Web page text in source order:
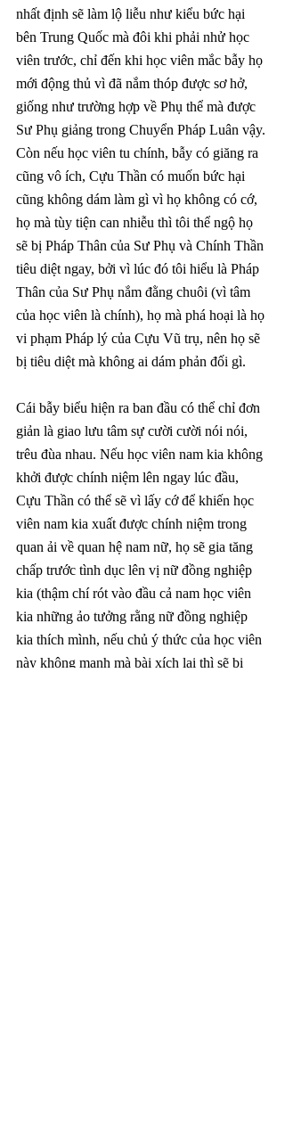
nhất định sẽ làm lộ liễu như kiểu bức hại
bên Trung Quốc mà đôi khi phải nhử học
viên trước, chỉ đến khi học viên mắc bẫy họ
mới động thủ vì đã nắm thóp được sơ hở,
giống như trường hợp về Phụ thể mà được
Sư Phụ giảng trong Chuyển Pháp Luân vậy.
Còn nếu học viên tu chính, bẫy có giăng ra
cũng vô ích, Cựu Thần có muốn bức hại
cũng không dám làm gì vì họ không có cớ,
họ mà tùy tiện can nhiễu thì tôi thể ngộ họ
sẽ bị Pháp Thân của Sư Phụ và Chính Thần
tiêu diệt ngay, bởi vì lúc đó tôi hiểu là Pháp
Thân của Sư Phụ nắm đằng chuôi (vì tâm
của học viên là chính), họ mà phá hoại là họ
vi phạm Pháp lý của Cựu Vũ trụ, nên họ sẽ
bị tiêu diệt mà không ai dám phản đối gì.
Cái bẫy biểu hiện ra ban đầu có thể chỉ đơn
giản là giao lưu tâm sự cười cười nói nói,
trêu đùa nhau. Nếu học viên nam kia không
khởi được chính niệm lên ngay lúc đầu,
Cựu Thần có thể sẽ vì lấy cớ để khiến học
viên nam kia xuất được chính niệm trong
quan ải về quan hệ nam nữ, họ sẽ gia tăng
chấp trước tình dục lên vị nữ đồng nghiệp
kia (thậm chí rót vào đầu cả nam học viên
kia những ảo tưởng rằng nữ đồng nghiệp
kia thích mình, nếu chủ ý thức của học viên
này không mạnh mà bài xích lại thì sẽ bị